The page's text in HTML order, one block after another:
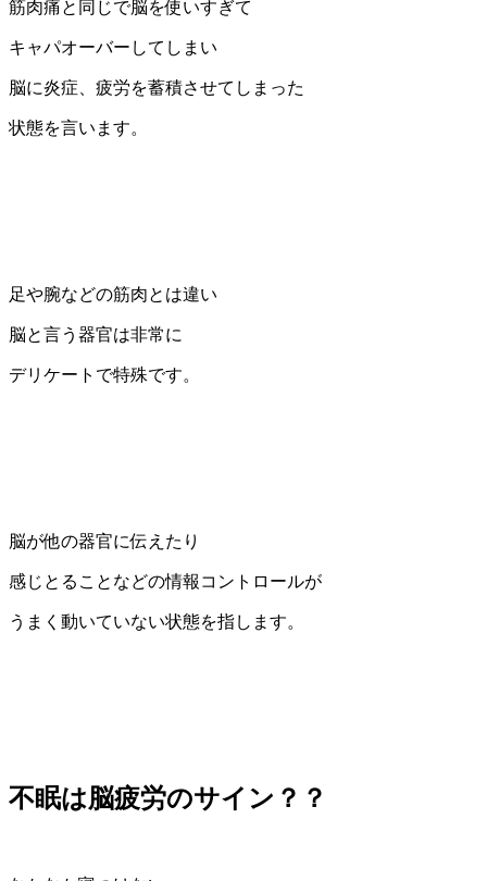
筋肉痛と同じで脳を使いすぎて
キャパオーバーしてしまい
脳に炎症、疲労を蓄積させてしまった
状態を言います。
足や腕などの筋肉とは違い
脳と言う器官は非常に
デリケートで特殊です。
脳が他の器官に伝えたり
感じとることなどの情報コントロールが
うまく動いていない状態を指します。
不眠は脳疲労のサイン？？